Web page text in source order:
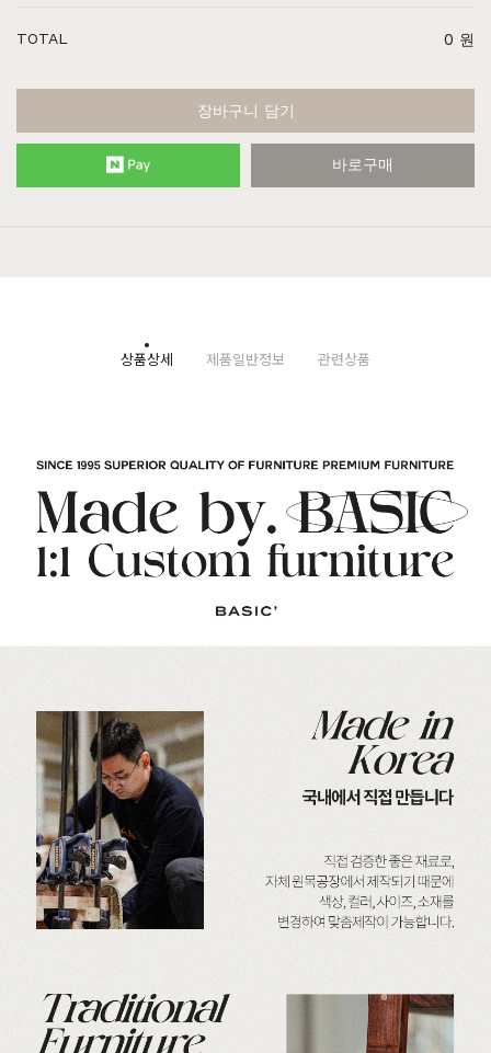
TOTAL 0 원
장바구니 담기
바로구매
상품상세 제품일반정보 관련상품